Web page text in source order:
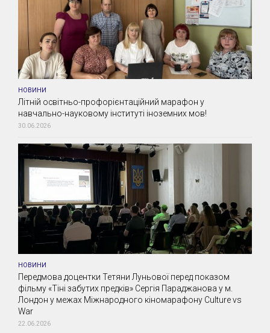
НОВИНИ
Літній освітньо-профорієнтаційний марафон у
навчально-науковому інституті іноземних мов!
30.06.2026
НОВИНИ
Передмова доцентки Тетяни Луньової перед показом
фільму «Тіні забутих предків» Сергія Параджанова у м.
Лондон у межах Міжнародного кіномарафону Culture vs
War
22.06.2026